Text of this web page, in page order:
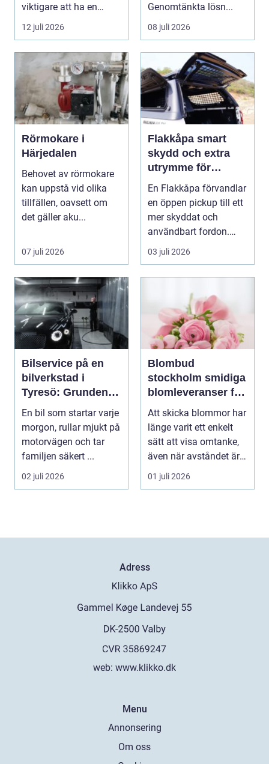
viktigare att ha en
redovisningsbyrå...
12 juli 2026
Genomtänkta lösn...
08 juli 2026
Rörmokare i
Härjedalen
Behovet av rörmokare
kan uppstå vid olika
tillfällen, oavsett om
det gäller aku...
07 juli 2026
Flakkåpa smart
skydd och extra
utrymme för
pickup
En Flakkåpa förvandlar
en öppen pickup till ett
mer skyddat och
användbart fordon.
Lasten hamnar tor...
03 juli 2026
Bilservice på en
bilverkstad i
Tyresö: Grunden
för en trygg och
hållbar bilvardag
En bil som startar varje
morgon, rullar mjukt på
motorvägen och tar
familjen säkert ...
02 juli 2026
Blombud
stockholm smidiga
blomleveranser för
alla tillfällen
Att skicka blommor har
länge varit ett enkelt
sätt att visa omtanke,
även när avståndet är
stort ell...
01 juli 2026
Adress
web: www.klikko.dk
Menu
Annonsering
Om oss